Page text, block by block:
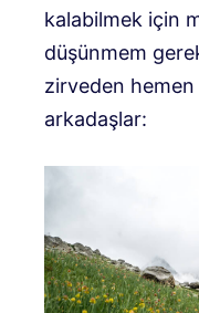
kalabilmek için
düşünmem
zirveden
arkadaşlar: